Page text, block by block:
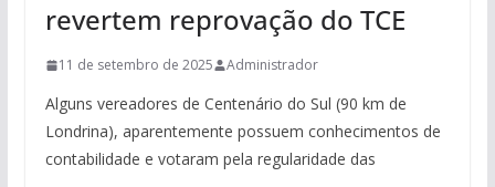
revertem reprovação do TCE
11 de setembro de 2025 Administrador
Alguns vereadores de Centenário do Sul (90 km de
Londrina), aparentemente possuem conhecimentos de
contabilidade e votaram pela regularidade das